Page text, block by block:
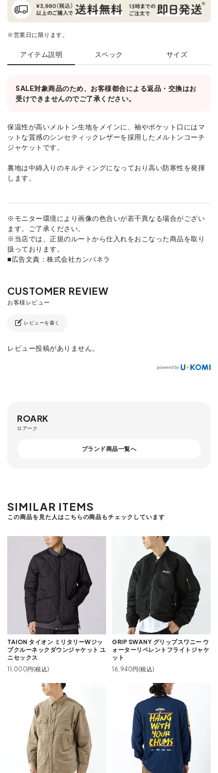
※営業日に限ります。
アイテム説明 スペック サイズ
SALE対象商品のため、お客様都合による返品・交換はお
受けできませんのでご了承ください。
保温性が高いメルトン生地をメインに、袖やポケット口にはマ
ットな質感のシンセティックレザーを採用したメルトンコーチ
ジャケットです。
裏地は中綿入りのキルティングになっており高い防寒性を発揮
します。
※モニター環境により画像の色合いが若干異なる場合がござい
ます。ご了承ください。
※当店では、正規のルートから仕入れをおこなった商品を取り
扱っております。
■広告文責：株式会社カンパネラ
レビューを書く
レビュー投稿がありません。
ROARK
ロアーク
ブランド商品一覧へ
SIMILAR ITEMS
この商品を見た人はこちらの商品もチェックしています
TAION タイオン ミリタリーWジッ
プクルーネックダウンジャケット ユ
ニセックス
11,000円(税込)
GRIP SWANY グリップスワニー ウ
ォーターリペレントフライトジャケ
ット
16,940円(税込)